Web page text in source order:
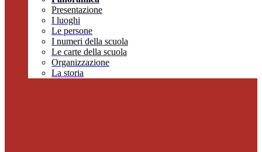
Presentazione
I luoghi
Le persone
I numeri della scuola
Le carte della scuola
Organizzazione
La storia